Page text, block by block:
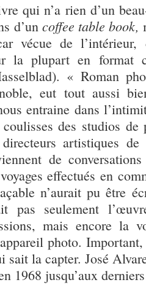
qui n’a rien d’un
d’un coffee table book,
vécue de l’intérieur,
la plupart en format
« Roman
eut tout aussi
entraine dans
des studios
artistiques de
de
effectués en
n’aurait pu être
pas seulement
mais encore la
photo.
sait la capter. José
1968 jusqu’aux